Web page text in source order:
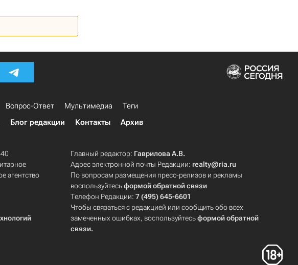
Вопрос-Ответ Мультимедиа
Теги
Блог редакции Контакты Архив
агентство
Главный редактор: Гаврилова А.В.
Адрес электронной почты Редакции: realty@ria.ru
По вопросам размещения пресс-релизов и рекламы
воспользуйтесьформой обратной связи
Телефон Редакции:7 (495) 645-6601
Чтобы связаться с редакцией или сообщить обо всех
замеченных ошибках, воспользуйтесьформой обратной
связи.